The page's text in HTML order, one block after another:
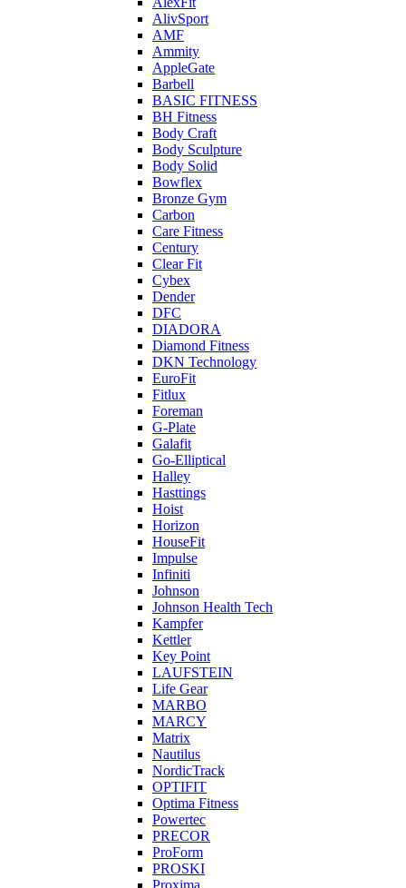
AlivSport
AMF
Ammity
AppleGate
Barbell
BASIC FITNESS
BH Fitness
Body Craft
Body Sculpture
Body Solid
Bowflex
Bronze Gym
Carbon
Care Fitness
Century
Clear Fit
Cybex
Dender
DFC
DIADORA
Diamond Fitness
DKN Technology
EuroFit
Fitlux
Foreman
G-Plate
Galafit
Go-Elliptical
Halley
Hasttings
Hoist
Horizon
HouseFit
Impulse
Infiniti
Johnson
Johnson Health Tech
Kampfer
Kettler
Key Point
LAUFSTEIN
Life Gear
MARBO
MARCY
Matrix
Nautilus
NordicTrack
OPTIFIT
Optima Fitness
Powertec
PRECOR
ProForm
PROSKI
Proxima